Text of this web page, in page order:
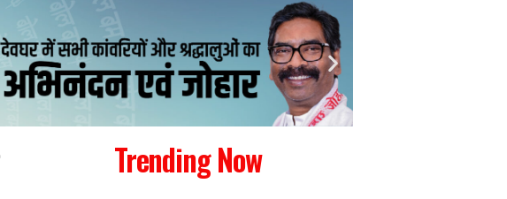
Trending Now